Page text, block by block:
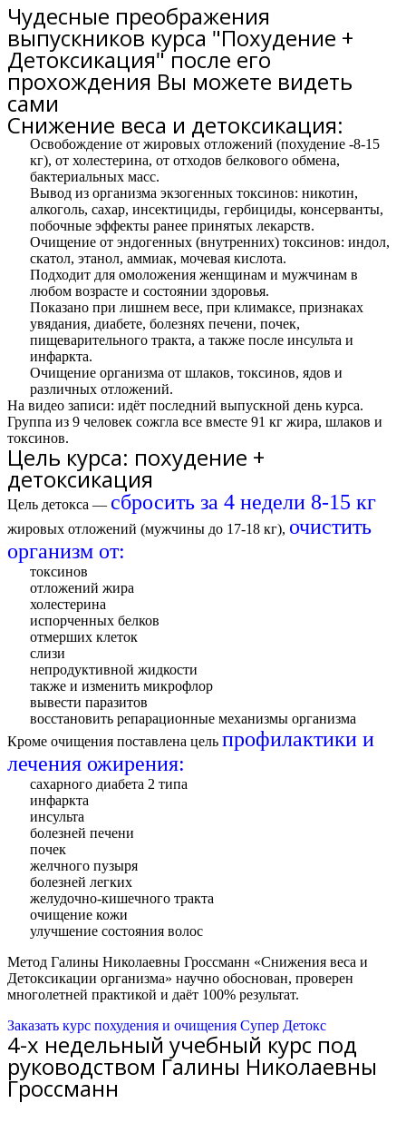
Чудесные преображения
выпускников курса "Похудение +
Детоксикация" после его
прохождения Вы можете видеть
сами
Снижение веса и детоксикация:
Освобождение от жировых отложений (похудение -8-15
кг), от холестерина, от отходов белкового обмена,
бактериальных масс.
Вывод из организма экзогенных токсинов: никотин,
алкоголь, сахар, инсектициды, гербициды, консерванты,
побочные эффекты ранее принятых лекарств.
Очищение от эндогенных (внутренних) токсинов: индол,
скатол, этанол, аммиак, мочевая кислота.
Подходит для омоложения женщинам и мужчинам в
любом возрасте и состоянии здоровья.
Показано при лишнем весе, при климаксе, признаках
увядания, диабете, болезнях печени, почек,
пищеварительного тракта, а также после инсульта и
инфаркта.
Очищение организма от шлаков, токсинов, ядов и
различных отложений.
На видео записи: идёт последний выпускной день курса.
Группа из 9 человек сожгла все вместе 91 кг жира, шлаков и
токсинов.
Цель курса: похудение +
детоксикация
Цель детокса — сбросить за 4 недели 8-15 кг
жировых отложений (мужчины до 17-18 кг), очистить
организм от:
токсинов
отложений жира
холестерина
испорченных белков
отмерших клеток
слизи
непродуктивной жидкости
также и изменить микрофлор
вывести паразитов
восстановить репарационные механизмы организма
Кроме очищения поставлена цель профилактики и
лечения ожирения:
сахарного диабета 2 типа
инфаркта
инсульта
болезней печени
почек
желчного пузыря
болезней легких
желудочно-кишечного тракта
очищение кожи
улучшение состояния волос
Метод Галины Николаевны Гроссманн «Снижения веса и
Детоксикации организма» научно обоснован, проверен
многолетней практикой и даёт 100% результат.
Заказать курс похудения и очищения Супер Детокс
4-х недельный учебный курс под
руководством Галины Николаевны
Гроссманн